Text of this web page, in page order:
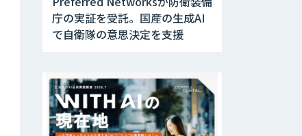
AI活用e-Learning
サービス
Viii（カイワサー
ビスヴィー）
庁の実証を受託。国産の生成AI
で自衛隊の意思決定を支援